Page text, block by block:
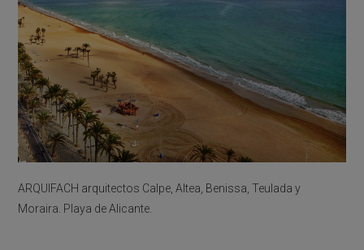
ARQUIFACH arquitectos Calpe, Altea, Benissa, Teulada y
Moraira. Playa de Alicante.